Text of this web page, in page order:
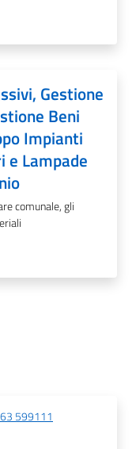
Gestione
Beni
Impianti
e Lampade
comunale, gli
599111